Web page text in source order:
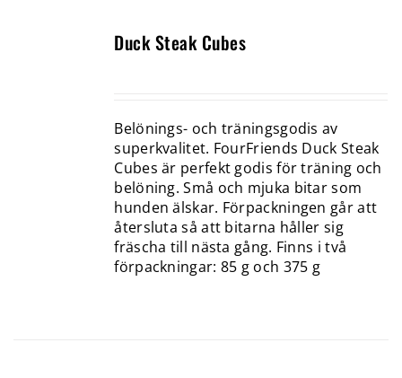
Duck Steak Cubes
Belönings- och träningsgodis av
superkvalitet. FourFriends Duck Steak
Cubes är perfekt godis för träning och
belöning. Små och mjuka bitar som
hunden älskar. Förpackningen går att
återsluta så att bitarna håller sig
fräscha till nästa gång. Finns i två
förpackningar: 85 g och 375 g